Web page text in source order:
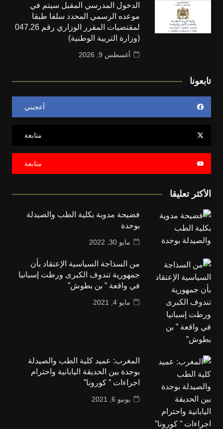
الدخول المدرسي المقبل سیتم في
موعده الرسمي المحدد سلفا طبقا
لمقتضیات المقرر الوزاري رقم 047.26
(وزارة التربية الوطنية)
أغسطس 9, 2026
تابعونا
أعجبني
متابعة
متابعة
الأكثر تعليقا
فضيحة مدوية بكلية الطب والصيدلة
بوجدة
مايو 30, 2022
من السذاجة السياسية الإعتقاد بأن
جمهورية تندوف الكبرى ورطت إسبانيا
في واقعة ” بن بطوش”
مايو 4, 2021
المغرب: عميد كلية الطب والصيدلة
بوجدة بين الحديقة اليابانية واحترام
اجراءات ” كورونا”
يونيو 6, 2021